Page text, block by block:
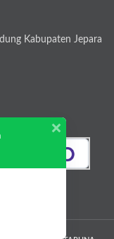
Kabupaten Jepara